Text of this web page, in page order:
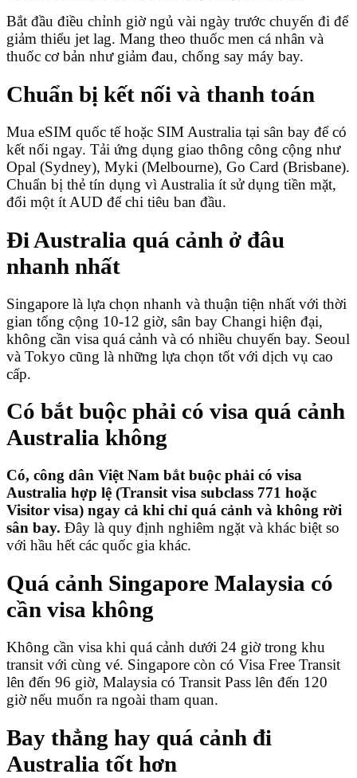
Bắt đầu điều chỉnh giờ ngủ vài ngày trước chuyến đi để
giảm thiểu jet lag. Mang theo thuốc men cá nhân và
thuốc cơ bản như giảm đau, chống say máy bay.
Chuẩn bị kết nối và thanh toán
Mua eSIM quốc tế hoặc SIM Australia tại sân bay để có
kết nối ngay. Tải ứng dụng giao thông công cộng như
Opal (Sydney), Myki (Melbourne), Go Card (Brisbane).
Chuẩn bị thẻ tín dụng vì Australia ít sử dụng tiền mặt,
đổi một ít AUD để chi tiêu ban đầu.
Đi Australia quá cảnh ở đâu
nhanh nhất
Singapore là lựa chọn nhanh và thuận tiện nhất với thời
gian tổng cộng 10-12 giờ, sân bay Changi hiện đại,
không cần visa quá cảnh và có nhiều chuyến bay. Seoul
và Tokyo cũng là những lựa chọn tốt với dịch vụ cao
cấp.
Có bắt buộc phải có visa quá cảnh
Australia không
Có, công dân Việt Nam bắt buộc phải có visa
Australia hợp lệ (Transit visa subclass 771 hoặc
Visitor visa) ngay cả khi chỉ quá cảnh và không rời
sân bay. Đây là quy định nghiêm ngặt và khác biệt so
với hầu hết các quốc gia khác.
Quá cảnh Singapore Malaysia có
cần visa không
Không cần visa khi quá cảnh dưới 24 giờ trong khu
transit với cùng vé. Singapore còn có Visa Free Transit
lên đến 96 giờ, Malaysia có Transit Pass lên đến 120
giờ nếu muốn ra ngoài tham quan.
Bay thẳng hay quá cảnh đi
Australia tốt hơn